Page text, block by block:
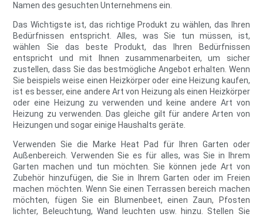
Namen des gesuchten Unternehmens ein.
Das Wichtigste ist, das richtige Produkt zu wählen, das Ihren
Bedürfnissen entspricht. Alles, was Sie tun müssen, ist,
wählen Sie das beste Produkt, das Ihren Bedürfnissen
entspricht und mit Ihnen zusammenarbeiten, um sicher
zustellen, dass Sie das bestmögliche Angebot erhalten. Wenn
Sie beispiels weise einen Heizkörper oder eine Heizung kaufen,
ist es besser, eine andere Art von Heizung als einen Heizkörper
oder eine Heizung zu verwenden und keine andere Art von
Heizung zu verwenden. Das gleiche gilt für andere Arten von
Heizungen und sogar einige Haushalts geräte.
Verwenden Sie die Marke Heat Pad für Ihren Garten oder
Außenbereich. Verwenden Sie es für alles, was Sie in Ihrem
Garten machen und tun möchten. Sie können jede Art von
Zubehör hinzufügen, die Sie in Ihrem Garten oder im Freien
machen möchten. Wenn Sie einen Terrassen bereich machen
möchten, fügen Sie ein Blumenbeet, einen Zaun, Pfosten
lichter, Beleuchtung, Wand leuchten usw. hinzu. Stellen Sie